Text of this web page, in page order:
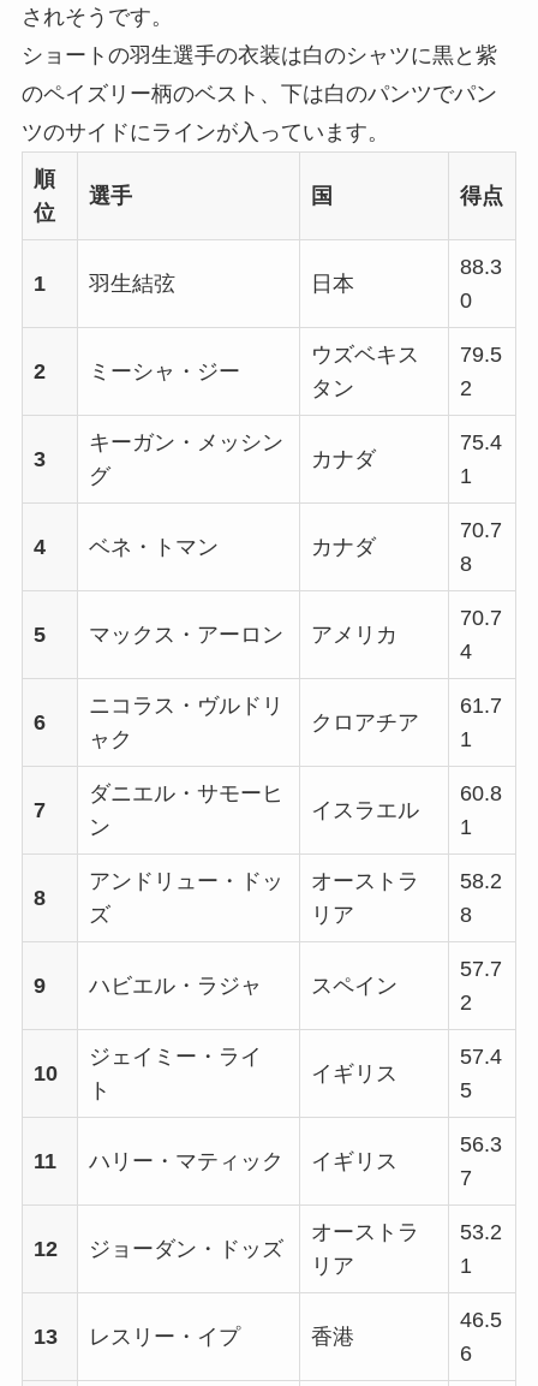
されそうです。
ショートの羽生選手の衣装は白のシャツに黒と紫
のペイズリー柄のベスト、下は白のパンツでパン
ツのサイドにラインが入っています。
順
位
選手 国 得点
1 羽生結弦 日本
88.3
0
2 ミーシャ・ジー
ウズベキス
タン
79.5
2
3
キーガン・メッシン
グ
カナダ
75.4
1
4 ベネ・トマン カナダ
70.7
8
5 マックス・アーロン アメリカ
70.7
4
6
ニコラス・ヴルドリ
ャク
クロアチア
61.7
1
7
ダニエル・サモーヒ
ン
イスラエル
60.8
1
8
アンドリュー・ドッ
ズ
オーストラ
リア
58.2
8
9 ハビエル・ラジャ スペイン
57.7
2
10
ジェイミー・ライ
ト
イギリス
57.4
5
11 ハリー・マティック イギリス
56.3
7
12 ジョーダン・ドッズ
オーストラ
リア
53.2
1
13 レスリー・イプ 香港
46.5
6